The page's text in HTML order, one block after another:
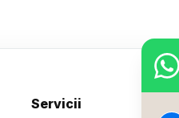
Servicii